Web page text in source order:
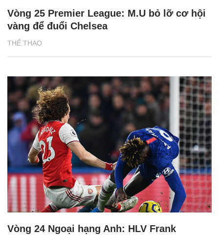
THỂ THAO
Vòng 25 Premier League: M.U bỏ lỡ cơ hội
vàng để đuổi Chelsea
Vòng 24 Ngoại hạng Anh: HLV Frank